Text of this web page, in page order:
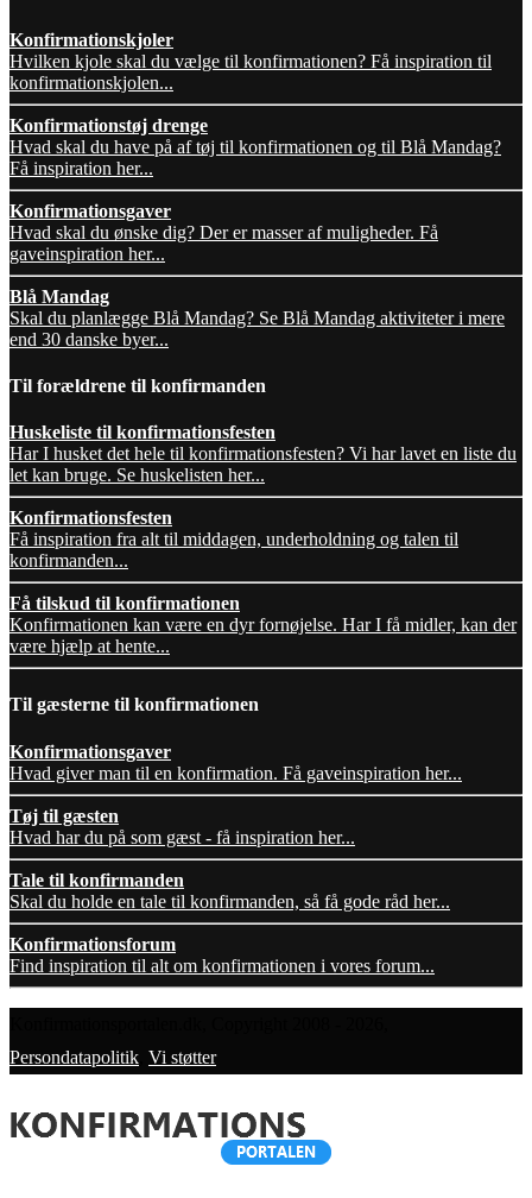
Konfirmationskjoler
Hvilken kjole skal du vælge til konfirmationen? Få inspiration til
konfirmationskjolen...
Konfirmationstøj drenge
Hvad skal du have på af tøj til konfirmationen og til Blå Mandag?
Få inspiration her...
Konfirmationsgaver
Hvad skal du ønske dig? Der er masser af muligheder. Få
gaveinspiration her...
Blå Mandag
Skal du planlægge Blå Mandag? Se Blå Mandag aktiviteter i mere
end 30 danske byer...
Til forældrene til konfirmanden
Huskeliste til konfirmationsfesten
Har I husket det hele til konfirmationsfesten? Vi har lavet en liste du
let kan bruge. Se huskelisten her...
Konfirmationsfesten
Få inspiration fra alt til middagen, underholdning og talen til
konfirmanden...
Få tilskud til konfirmationen
Konfirmationen kan være en dyr fornøjelse. Har I få midler, kan der
være hjælp at hente...
Til gæsterne til konfirmationen
Konfirmationsgaver
Hvad giver man til en konfirmation. Få gaveinspiration her...
Tøj til gæsten
Hvad har du på som gæst - få inspiration her...
Tale til konfirmanden
Skal du holde en tale til konfirmanden, så få gode råd her...
Konfirmationsforum
Find inspiration til alt om konfirmationen i vores forum...
Persondatapolitik Vi støtter